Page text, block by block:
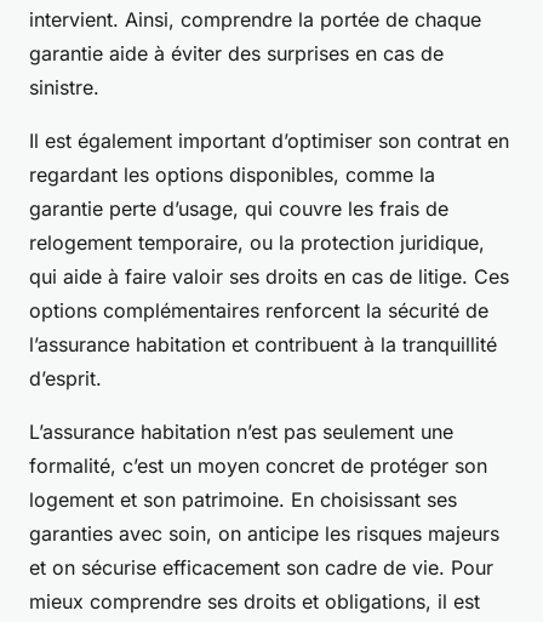
intervient. Ainsi, comprendre la portée de chaque
garantie aide à éviter des surprises en cas de
sinistre.
Il est également important d’optimiser son contrat en
regardant les options disponibles, comme la
garantie perte d’usage, qui couvre les frais de
relogement temporaire, ou la protection juridique,
qui aide à faire valoir ses droits en cas de litige. Ces
options complémentaires renforcent la sécurité de
l’assurance habitation et contribuent à la tranquillité
d’esprit.
L’assurance habitation n’est pas seulement une
formalité, c’est un moyen concret de protéger son
logement et son patrimoine. En choisissant ses
garanties avec soin, on anticipe les risques majeurs
et on sécurise efficacement son cadre de vie. Pour
mieux comprendre ses droits et obligations, il est